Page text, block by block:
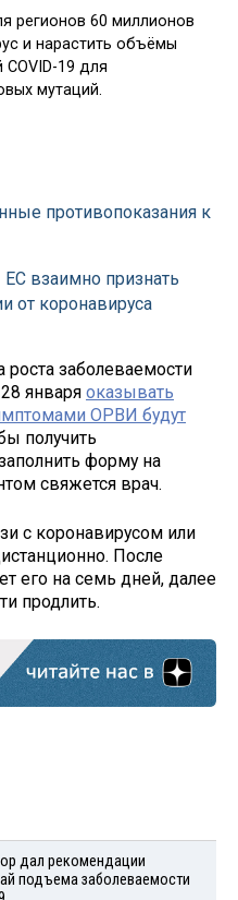
регионов 60 миллионов
и нарастить объёмы
19 для
мутаций.
противопоказания к
взаимно признать
от коронавируса
роста заболеваемости
января оказывать
ОРВИ будут
получить
форму на
свяжется врач.
с коронавирусом или
После
его на семь дней, далее
продлить.
дал рекомендации
подъема заболеваемости